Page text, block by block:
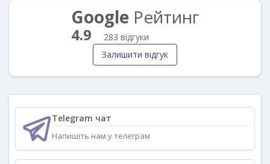
GoogleРейтинг
4.9
283 відгуки
Залишити відгук
Telegram чат
Напишіть нам у телеграм